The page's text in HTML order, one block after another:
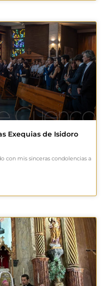
Exequias de Isidoro
con mis sinceras condolencias a